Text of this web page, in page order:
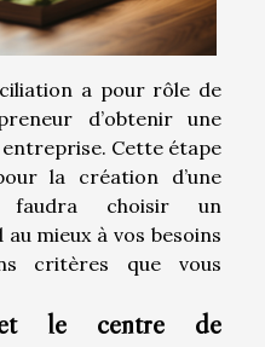
a pour rôle de
d’obtenir une
Cette étape
la création d’une
faudra choisir un
mieux à vos besoins
critères que vous
et le centre de